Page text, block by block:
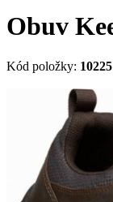
Obuv
Kód položky: